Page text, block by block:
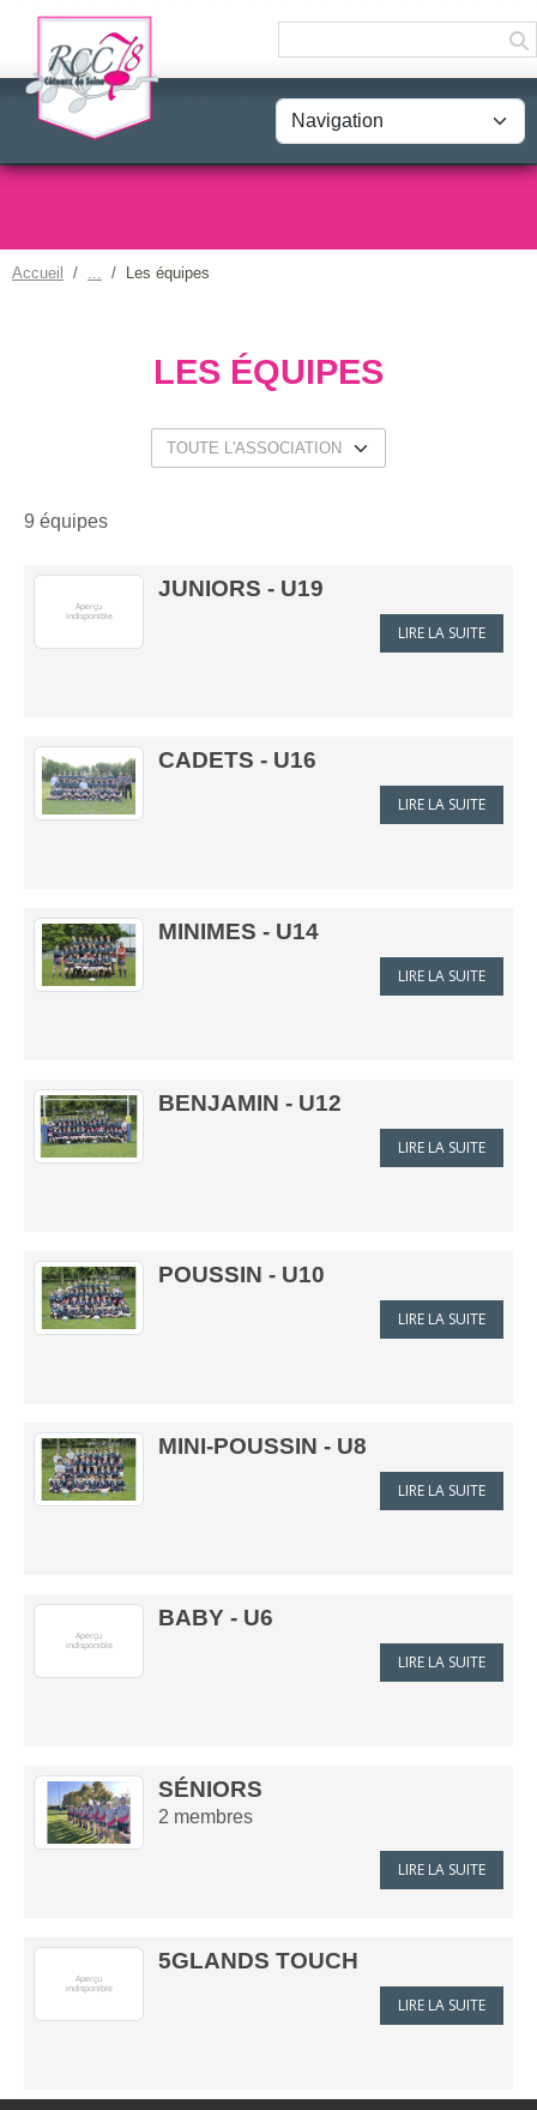
Accueil Les équipes
LES ÉQUIPES
9 équipes
JUNIORS - U19
LIRE LA SUITE
CADETS - U16
LIRE LA SUITE
MINIMES - U14
LIRE LA SUITE
BENJAMIN - U12
LIRE LA SUITE
POUSSIN - U10
LIRE LA SUITE
MINI-POUSSIN - U8
LIRE LA SUITE
BABY - U6
LIRE LA SUITE
SÉNIORS
2 membres
LIRE LA SUITE
5GLANDS TOUCH
LIRE LA SUITE
Panneau de gestion des cookies